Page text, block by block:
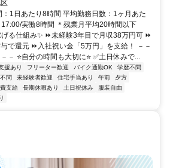
1日あたり8時間 平均勤務日数：1ヶ月あた
実働8時間 ＊残業月平均20時間以下
る仕組み✨ ⏩未経験3年目で月収38万円可 ⏩
で還元 ⏩入社祝い金「5万円」を支給！ －－
－ ⭐自分の時間も大切に⭐ ✅土日休みで...
援あり フリーター歓迎 バイク通勤OK
学歴不問
問 未経験者歓迎 住宅手当あり 午前
夕方
支給 長期休暇あり 土日祝休み
服装自由